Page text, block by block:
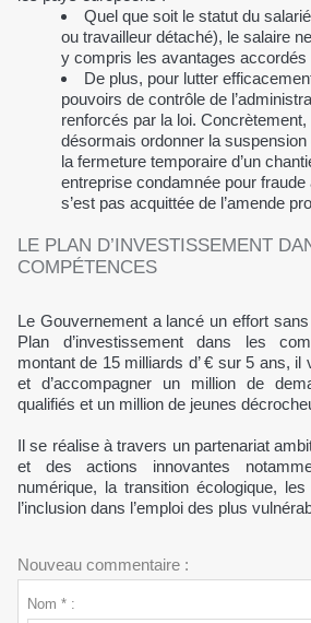
Quel que soit le statut du
ou travailleur détaché), le salaire
y compris les avantages accordés
De plus, pour lutter
pouvoirs de contrôle de
renforcés par la loi. Concrètement,
désormais ordonner la suspension
la fermeture temporaire d’un
entreprise condamnée pour
s’est pas acquittée de l’amende
LE PLAN D’INVESTISSEMENT
COMPÉTENCES
Le Gouvernement a lancé un effort
Plan d’investissement dans les
montant de 15 milliards d’ € sur 5 ans,
et d’accompagner un million de
qualifiés et un million de jeunes
Il se réalise à travers un partenariat
et des actions innovantes
numérique, la transition écologique,
l’inclusion dans l’emploi des plus
Nouveau commentaire :
Nom * :